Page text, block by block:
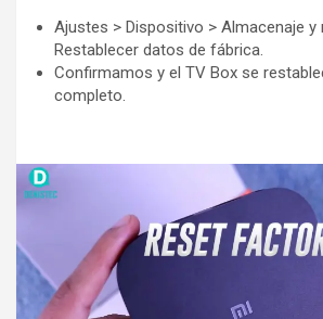
Ajustes > Dispositivo > Almacenaje y
Restablecer datos de fábrica.
Confirmamos y el TV Box se
completo.